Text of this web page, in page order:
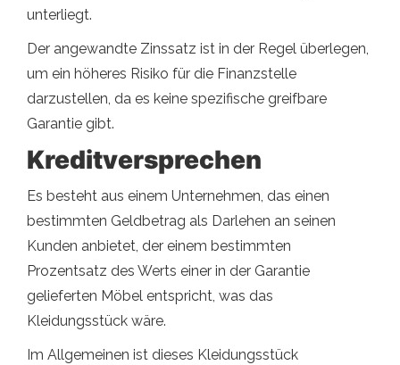
unterliegt.
Der angewandte Zinssatz ist in der Regel überlegen,
um ein höheres Risiko für die Finanzstelle
darzustellen, da es keine spezifische greifbare
Garantie gibt.
Kreditversprechen
Es besteht aus einem Unternehmen, das einen
bestimmten Geldbetrag als Darlehen an seinen
Kunden anbietet, der einem bestimmten
Prozentsatz des Werts einer in der Garantie
gelieferten Möbel entspricht, was das
Kleidungsstück wäre.
Im Allgemeinen ist dieses Kleidungsstück